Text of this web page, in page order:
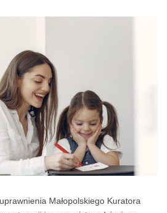
Małopolskiego Kuratora